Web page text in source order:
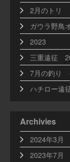
2月のトリ
ガウラ野鳥
2023
三重遠征
7月の釣り
ハチロー
Archivies
2024年3月
2023年7月